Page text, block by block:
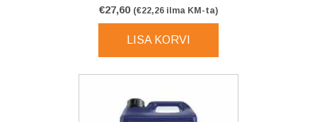
€27,60 (€22,26 ilma KM-ta)
LISA KORVI